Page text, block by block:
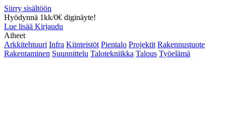
Siirry sisältöön
Hyödynnä 1kk/0€ diginäyte!
Lue lisää Kirjaudu
Aiheet
Arkkitehtuuri Infra Kiinteistöt Pientalo Projektit Rakennustuote
Rakentaminen Suunnittelu Talotekniikka Talous Työelämä